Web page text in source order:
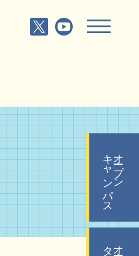
オープン
キャンパス